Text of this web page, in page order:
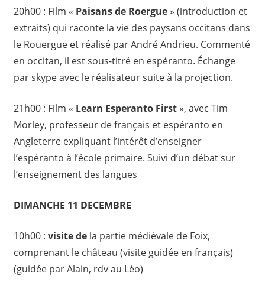
20h00 : Film « Paisans de Roergue» (introduction et
extraits) qui raconte la vie des paysans occitans dans
le Rouergue et réalisé par André Andrieu. Commenté
en occitan, il est sous-titré en espéranto. Échange
par skype avec le réalisateur suite à la projection.
21h00 : Film « Learn Esperanto First», avec Tim
Morley, professeur de français et espéranto en
Angleterre expliquant l’intérêt d’enseigner
l’espéranto à l’école primaire. Suivi d’un débat sur
l’enseignement des langues
DIMANCHE 11 DECEMBRE
10h00 : visite dela partie médiévale de Foix,
comprenant le château (visite guidée en français)
(guidée par Alain, rdv au Léo)